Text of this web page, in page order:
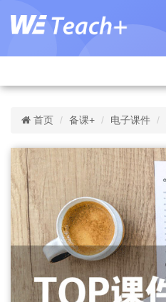
首页 备课+ 电子课件